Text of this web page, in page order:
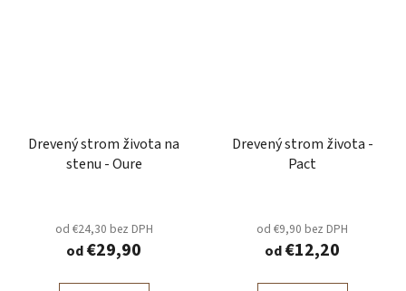
Drevený strom života na
stenu - Oure
od €24,30 bez DPH
od€29,90
Drevený strom života -
Pact
od €9,90 bez DPH
od€12,20